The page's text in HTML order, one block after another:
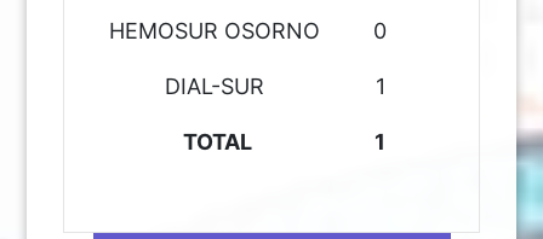
HEMOSUR OSORNO 0
DIAL-SUR 1
TOTAL 1